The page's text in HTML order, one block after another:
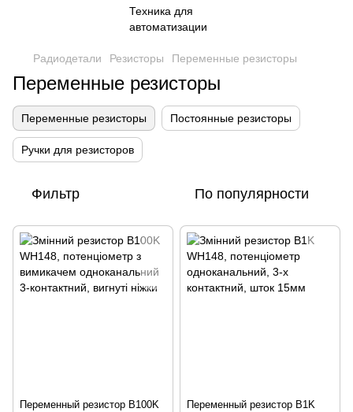
Радиодетали Резисторы Переменные резисторы
Переменные резисторы
Переменные резисторы Постоянные резисторы
Ручки для резисторов
Фильтр По популярности
Переменный резистор B100K
Переменный резистор B1K